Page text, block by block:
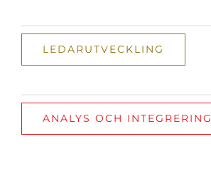
LEDARUTVECKLING
ANALYS OCH INTEGRERING